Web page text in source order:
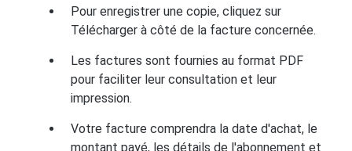
Pour enregistrer une copie, cliquez sur
Télécharger à côté de la facture concernée.
Les factures sont fournies au format PDF
pour faciliter leur consultation et leur
impression.
Votre facture comprendra la date d'achat, le
montant payé, les détails de l'abonnement et